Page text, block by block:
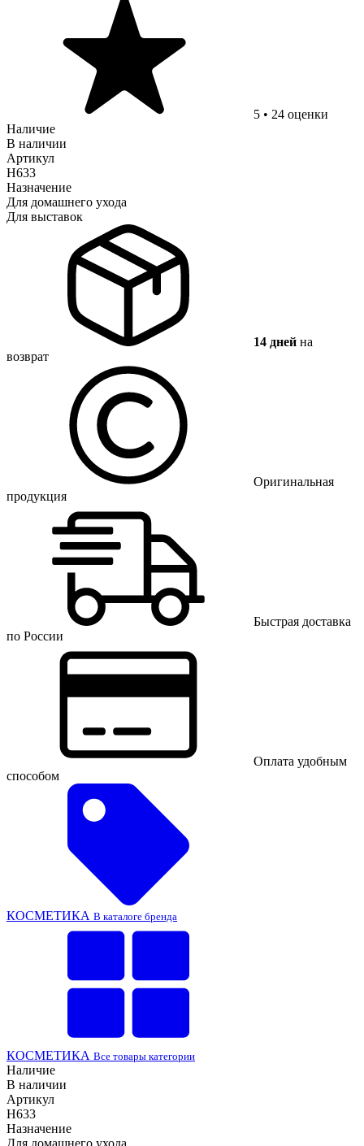
5 • 24 оценки
Наличие
В наличии
Артикул
H633
Назначение
Для домашнего ухода
Для выставок
14 дней на
возврат
Оригинальная
продукция
Быстрая доставка
по России
Оплата удобным
способом
КОСМЕТИКА В каталоге бренда
КОСМЕТИКА Все товары категории
Наличие
В наличии
Артикул
H633
Назначение
Для домашнего ухода